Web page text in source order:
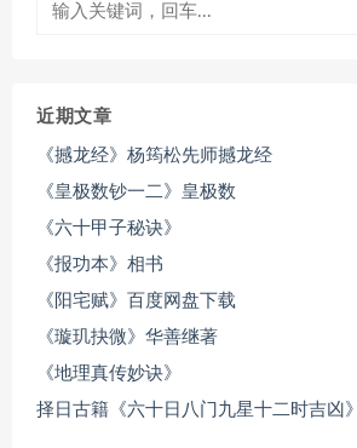
近期文章
《撼龙经》杨筠松先师撼龙经
《皇极数钞一二》皇极数
《六十甲子秘诀》
《报功本》相书
《阳宅赋》百度网盘下载
《璇玑抉微》华善继著
《地理真传妙诀》
择日古籍《六十日八门九星十二时吉凶》